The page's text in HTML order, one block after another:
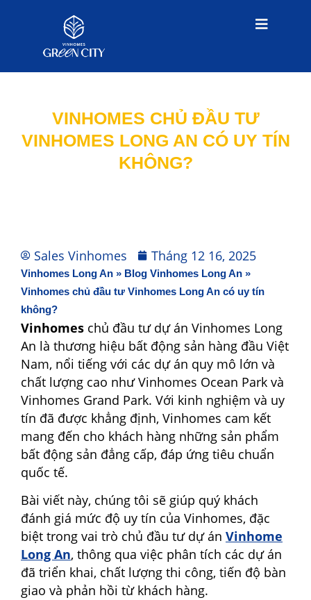
VINHOMES CHỦ ĐẦU TƯ
VINHOMES LONG AN CÓ UY TÍN
KHÔNG?
Sales Vinhomes Tháng 12 16, 2025
Vinhomes Long An » Blog Vinhomes Long An »
Vinhomes chủ đầu tư Vinhomes Long An có uy tín
không?
Vinhomes chủ đầu tư dự án Vinhomes Long
An là thương hiệu bất động sản hàng đầu Việt
Nam, nổi tiếng với các dự án quy mô lớn và
chất lượng cao như Vinhomes Ocean Park và
Vinhomes Grand Park. Với kinh nghiệm và uy
tín đã được khẳng định, Vinhomes cam kết
mang đến cho khách hàng những sản phẩm
bất động sản đẳng cấp, đáp ứng tiêu chuẩn
quốc tế.
Bài viết này, chúng tôi sẽ giúp quý khách
đánh giá mức độ uy tín của Vinhomes, đặc
biệt trong vai trò chủ đầu tư dự án Vinhome
Long An, thông qua việc phân tích các dự án
đã triển khai, chất lượng thi công, tiến độ bàn
giao và phản hồi từ khách hàng.